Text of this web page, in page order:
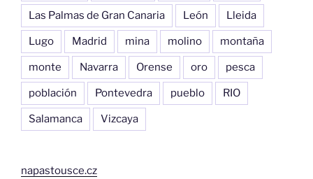
Las Palmas de Gran Canaria León Lleida
Lugo Madrid mina molino montaña
monte Navarra Orense oro pesca
población Pontevedra pueblo RIO
Salamanca Vizcaya
napastousce.cz